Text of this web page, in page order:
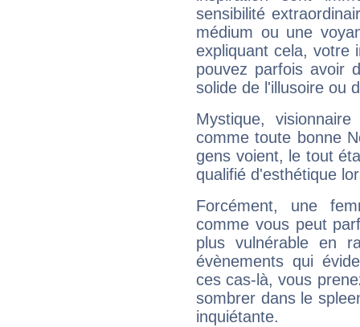
sensibilité
médium ou une
expliquant cela, votre
pouvez parfois avoir
solide de l'illusoire ou
Mystique,
comme toute bonne
gens voient, le tout
qualifié d'esthétique
Forcément, une
comme vous peut
plus vulnérable en
évènements qui
ces cas-là, vous
sombrer dans le
inquiétante.